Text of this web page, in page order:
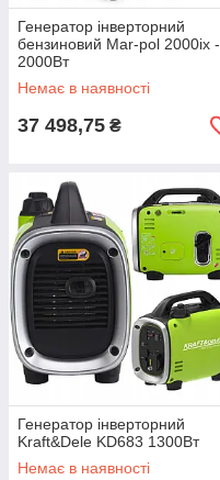
Генератор інверторний
бензиновий Mar-pol 2000ix -
2000Вт
Немає в наявності
37 498,75 ₴
Генератор інверторний
Kraft&Dele KD683 1300Вт
Немає в наявності